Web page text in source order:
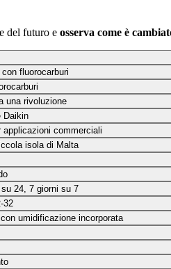
del futuro e osserva come è
fluorocarburi
una rivoluzione
Daikin
commerciali
isola di Malta
24, 7 giorni su 7
32
umidificazione incorporata